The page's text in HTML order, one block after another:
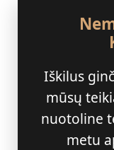
Iškilus
mūsų
nuotoline
metu